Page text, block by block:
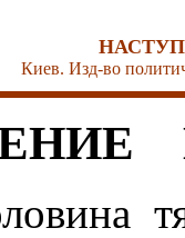
Киев. Изд-во